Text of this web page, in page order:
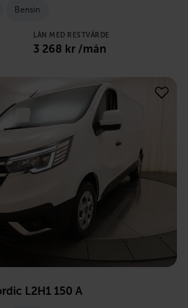
Bensin
LÅN MED RESTVÄRDE
3 268 kr /mån
L2H1 150 A